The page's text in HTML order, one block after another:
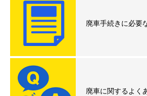
廃車手続きに必要
廃車に関するよく